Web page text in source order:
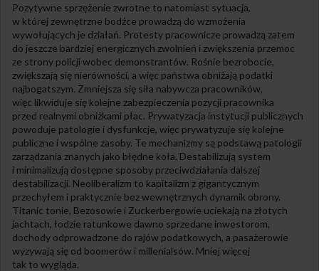
Pozytywne sprzężenie zwrotne to natomiast sytuacja,
w której zewnętrzne bodźce prowadzą do wzmożenia
wywołujących je działań. Protesty pracownicze prowadzą zatem
do jeszcze bardziej energicznych zwolnień i zwiększenia przemoc
ze strony policji wobec demonstrantów. Rośnie bezrobocie,
zwiększają się nierówności, a więc państwa obniżają podatki
najbogatszym. Zmniejsza się siła nabywcza pracowników,
więc likwiduje się kolejne zabezpieczenia pozycji pracownika
przed realnymi obniżkami płac. Prywatyzacja instytucji publicznych
powoduje patologie i dysfunkcje, więc prywatyzuje się kolejne
publiczne i wspólne zasoby. Te mechanizmy są podstawą patologii
zarządzania znanych jako błędne koła. Destabilizują system
i minimalizują dostępne sposoby przeciwdziałania dalszej
destabilizacji. Neoliberalizm to kapitalizm z gigantycznym
przechyłem i praktycznie bez wewnętrznych dynamik obrony.
Titanic tonie, Bezosowie i Zuckerbergowie uciekają na złotych
jachtach, łodzie ratunkowe dawno sprzedane inwestorom,
dochody odprowadzone do rajów podatkowych, a pasażerowie
wyzywają się od boomerów i millenialsów. Mniej więcej
tak to wygląda.